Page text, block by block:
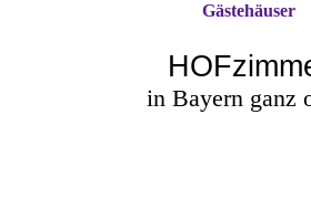
in Bayern ganz
Gästehäuser